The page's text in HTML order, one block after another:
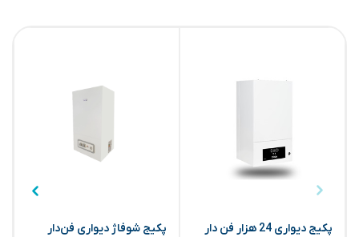
پکیج دیواری 24 هزار فن دار
پکیج شوفاژ دیواری فن‌دار